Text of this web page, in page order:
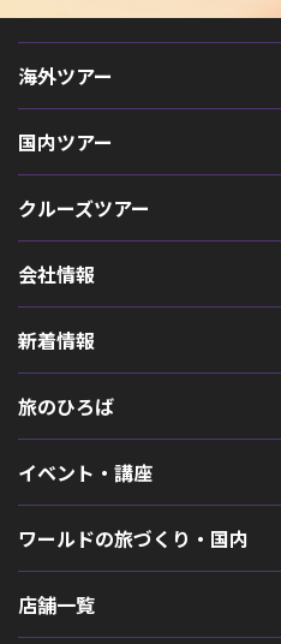
海外ツアー
国内ツアー
クルーズツアー
会社情報
新着情報
旅のひろば
イベント・講座
ワールドの旅づくり・国内
店舗一覧